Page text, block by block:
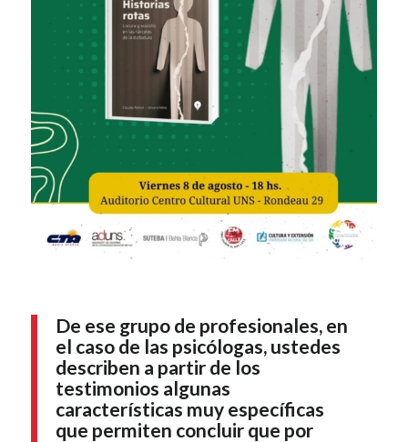
De ese grupo de profesionales, en
el caso de las psicólogas, ustedes
describen a partir de los
testimonios algunas
características muy específicas
que permiten concluir que por